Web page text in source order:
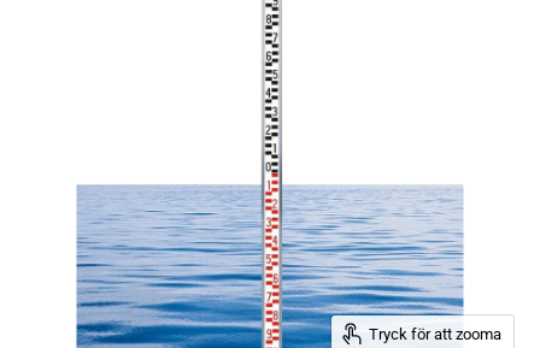
Tryck för att zooma